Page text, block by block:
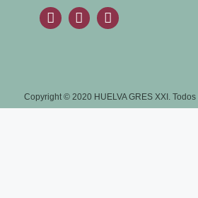
Copyright © 2020 HUELVA GRES XXI.